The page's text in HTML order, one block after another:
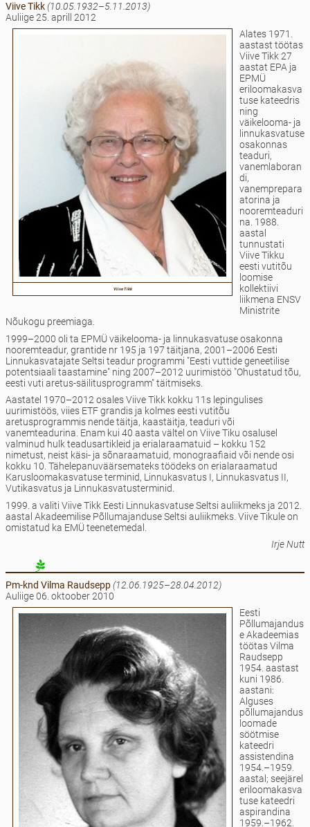
ViiveTikk(10.05.1932–5.11.2013)
Auliige 25. aprill 2012
Viive Tikk
Alates 1971.
aastast töötas
Viive Tikk 27
aastat EPA ja
EPMÜ
eriloomakasva
tuse kateedris
ning
väikelooma- ja
linnukasvatuse
osakonnas
teaduri,
vanemlaboran
di,
vanemprepara
atorina ja
nooremteaduri
na. 1988.
aastal
tunnustati
Viive Tikku
eesti vutitõu
loomise
kollektiivi
liikmena ENSV
Ministrite
Nõukogu preemiaga.
1999–2000 oli ta EPMÜ väikelooma- ja linnukasvatuse osakonna
nooremteadur, grantide nr 195 ja 197 täitjana, 2001–2006 Eesti
Linnukasvatajate Seltsi teadur programmi "Eesti vuttide geneetilise
potentsiaali taastamine" ning 2007–2012 uurimistöö "Ohustatud tõu,
eesti vuti aretus-säilitusprogramm" täitmiseks.
Aastatel 1970–2012 osales Viive Tikk kokku 11s lepingulises
uurimistöös, viies ETF grandis ja kolmes eesti vutitõu
aretusprogrammis nende täitja, kaastäitja, teaduri või
vanemteadurina. Enam kui 40 aasta vältel on Viive Tiku osalusel
valminud hulk teadusartikleid ja erialaraamatuid – kokku 152
nimetust, neist käsi- ja sõnaraamatuid, monograafiaid või nende osi
kokku 10. Tähelepanuväärsemateks töödeks on erialaraamatud
Karusloomakasvatuse terminid, Linnukasvatus I, Linnukasvatus II,
Vutikasvatus ja Linnukasvatusterminid.
1999. a valiti Viive Tikk Eesti Linnukasvatuse Seltsi auliikmeks ja 2012.
aastal Akadeemilise Põllumajanduse Seltsi auliikmeks. Viive Tikule on
omistatud ka EMÜ teenetemedal.
Irje Nutt
Pm-knd Vilma Raudsepp(12.06.1925–28.04.2012)
Auliige 06. oktoober 2010
Eesti
Põllumajandus
e Akadeemias
töötas Vilma
Raudsepp
1954. aastast
kuni 1986.
aastani:
Alguses
põllumajandus
loomade
söötmise
kateedri
assistendina
1954.–1959.
aastal; seejärel
eriloomakasva
tuse kateedri
aspirandina
1959.–1962.